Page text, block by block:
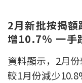
條款及細則
私隱政策
2月新批按揭
增10.7% 一手
資料顯示，2月份
較1月份減少